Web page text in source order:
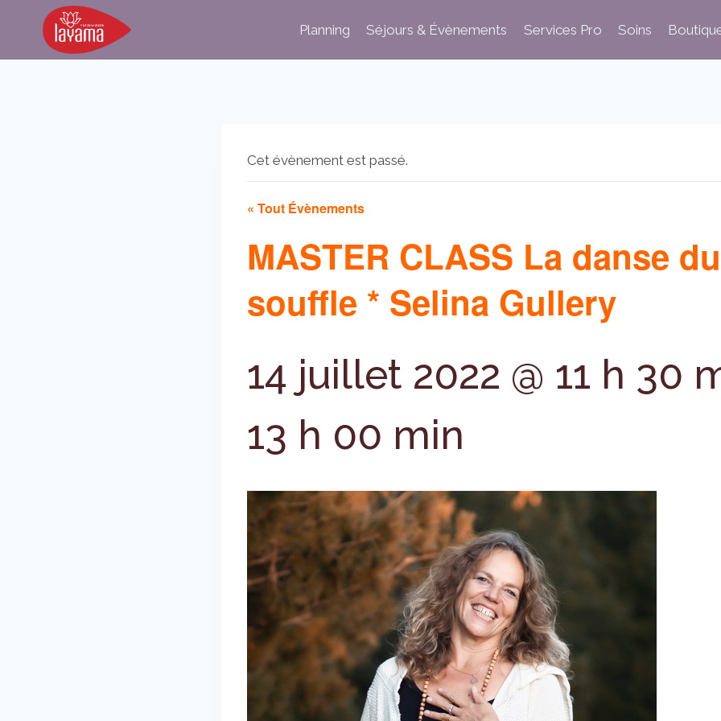
Planning Séjours & Évènements Services Pro Soins
Cet évènement est passé.
« Tout Évènements
MASTER CLASS La danse du
souffle * Selina Gullery
14 juillet 2022 @ 11 h 30
13 h 00 min